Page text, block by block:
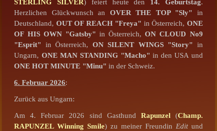
STERLING SILVER) feiert heute den 14. Geburtstag.
Herzlichen Glückwunsch an OVER THE TOP "Sly" in
Deutschland, OUT OF REACH "Freya" in Österreich, ONE
OF HIS OWN "Gatsby" in Österreich,ON CLOUD No9
"Esprit" in Österreich, ON SILENT WINGS "Story" in
Ungarn, ONE MAN STANDING "Macho" in den USA und
ONE HOT MINUTE "Minu" in der Schweiz.
6. Februar 2026:
Zurück aus Ungarn:
Am 4. Februar 2026 sind Gasthund Rapunzel(Champ.
RAPUNZEL Winning Smile) zu meiner Freundin Editund